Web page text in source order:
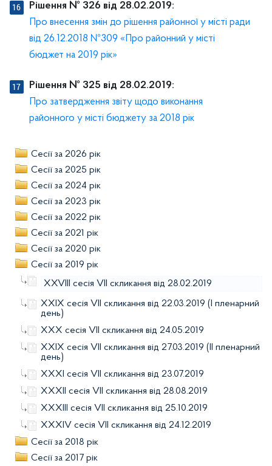
Рішення № 326 від 28.02.2019:
Про внесення змін до рішення районної у місті ради
від 26.12.2018 №309 «Про районний у місті
бюджет на 2019 рік»
Рішення № 325 від 28.02.2019:
Про затвердження звіту щодо виконання
районного у місті бюджету за 2018 рік
Сесії за 2026 рік
Сесії за 2025 рік
Сесії за 2024 рік
Сесії за 2023 рік
Сесії за 2022 рік
Сесії за 2021 рік
Сесії за 2020 рік
Сесії за 2019 рік
XXVІІІ сесія VII скликання від 28.02.2019
XXІХ сесія VII скликання від 22.03.2019 (I пленарний
день)
XXХ сесія VII скликання від 24.05.2019
XXІХ сесія VII скликання від 27.03.2019 (ІI пленарний
день)
XXХІ сесія VII скликання від 23.07.2019
XXХIІ сесія VII скликання від 28.08.2019
XXХIІІ сесія VII скликання від 25.10.2019
XXХIV сесія VII скликання від 24.12.2019
Сесії за 2018 рік
Сесії за 2017 рік